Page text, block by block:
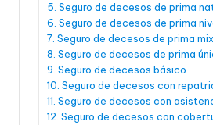
Seguro de decesos de prima
Seguro de decesos de prima
Seguro de decesos de prima
Seguro de decesos de prima
Seguro de decesos básico
Seguro de decesos con
Seguro de decesos con
Seguro de decesos con